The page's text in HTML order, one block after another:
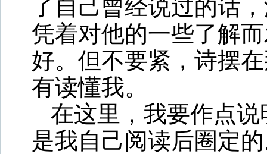
了自己曾经说过的话
凭着对他的一些了解
好。但不要紧，诗摆
有读懂我。
在这里，我要作点
是我自己阅读后圈定